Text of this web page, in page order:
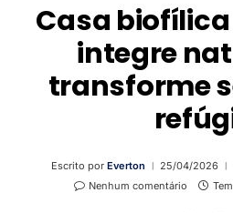
Casa
integre
transforme
Escrito por Everton 25/04/2026
Nenhum comentário